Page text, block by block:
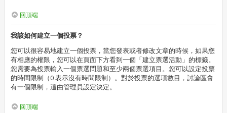
回頂端
我該如何建立一個投票？
您可以很容易地建立一個投票，當您發表或者修改文章的時候，如果您
有相應的權限，您可以在頁面下方看到一個「建立票選活動」的標籤。
您需要為投票輸入一個票選問題和至少兩個票選項目。您可以設定投票
的時間限制（0 表示沒有時間限制）。對於投票的選項數目，討論區會
有一個限制，這由管理員設定決定。
回頂端